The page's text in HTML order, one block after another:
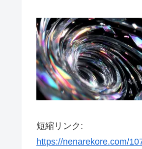
短縮リンク:
https://nenarekore.com/